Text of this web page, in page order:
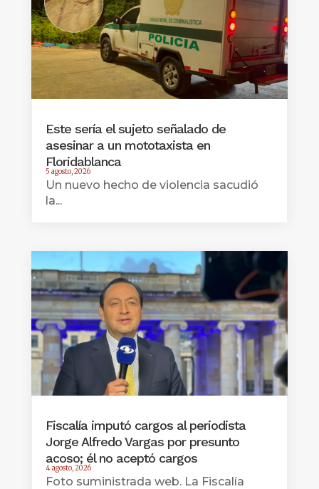
Este sería el sujeto señalado de
asesinar a un mototaxista en
Floridablanca
5 agosto, 2026
Un nuevo hecho de violencia sacudió
la...
Fiscalía imputó cargos al periodista
Jorge Alfredo Vargas por presunto
acoso; él no aceptó cargos
4 agosto, 2026
Foto suministrada web. La Fiscalía